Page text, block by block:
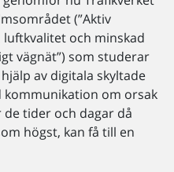
(”Aktiv
och minskad
vägnät”) som studerar
av digitala skyltade
om orsak
tider och dagar då
högst, kan få till en